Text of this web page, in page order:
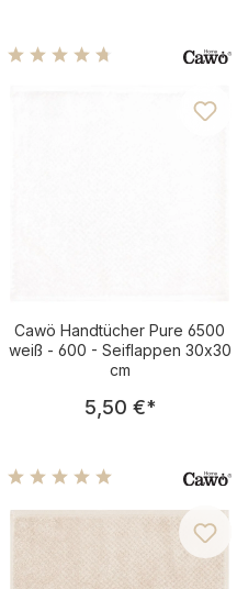
Cawö Handtücher Pure 6500
weiß - 600 - Seiflappen 30x30
cm
Regulärer
5,50 €*